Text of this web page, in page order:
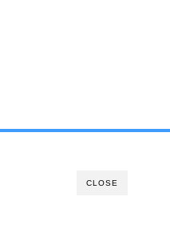
CLOSE